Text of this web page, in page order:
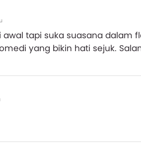
awal tapi suka suasana dalam
yang bikin hati sejuk.